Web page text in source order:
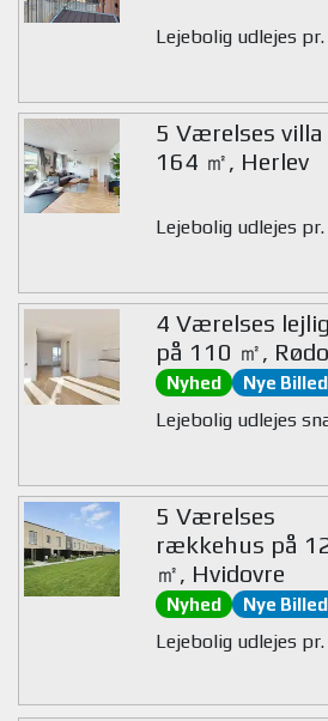
Lejebolig udlejes
5 Værelses villa
164 ㎡, Herlev
Lejebolig udlejes
4 Værelses
på 110 ㎡,
Nyhed Nye
Lejebolig udlejes
5 Værelses
rækkehus på
㎡, Hvidovre
Nyhed Nye
Lejebolig udlejes